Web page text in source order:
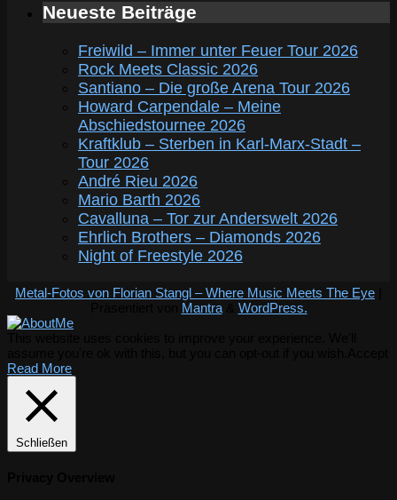
Neueste Beiträge
Freiwild – Immer unter Feuer Tour 2026
Rock Meets Classic 2026
Santiano – Die große Arena Tour 2026
Howard Carpendale – Meine
Abschiedstournee 2026
Kraftklub – Sterben in Karl-Marx-Stadt –
Tour 2026
André Rieu 2026
Mario Barth 2026
Cavalluna – Tor zur Anderswelt 2026
Ehrlich Brothers – Diamonds 2026
Night of Freestyle 2026
Metal-Fotos von Florian Stangl – Where Music Meets The Eye
Mantra& WordPress.
Read More
Schließen